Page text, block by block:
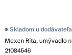
Mexen Rita, umývadlo
21084546
Skladom u dodávateľa